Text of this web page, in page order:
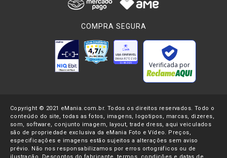
COMPRA SEGURA
Verificada por
Copyright © 2021 eMania.com.br. Todos os direitos reservados. Todo o
conteúdo do site, todas as fotos, imagens, logotipos, marcas, dizeres,
som, software, conjunto imagem, layout, trade dress, aqui veiculados
são de propriedade exclusiva da eMania Foto e Vídeo. Preços,
especificações e imagens estão sujeitos a alterações sem aviso
prévio. Não nos responsabilizamos por erros ortográficos ou de
ilustração. Descontos do fabricante, termos, condições e datas de